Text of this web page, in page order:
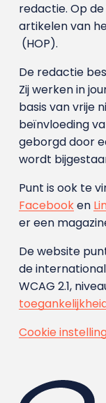
redactie. Op
artikelen van
(HOP).
De redactie
Zij werken in
basis van vrije
beïnvloeding
geborgd door
wordt
Punt is ook te
Facebooken
er een
De website
de
WCAG 2.1,
Cookie